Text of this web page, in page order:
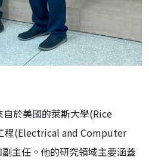
於美國的萊斯大學(Rice
程(Electrical and Computer
主任。他的研究領域主要涵蓋